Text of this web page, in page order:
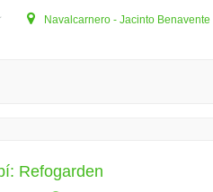
Navalcarnero - Jacinto
Refogarden